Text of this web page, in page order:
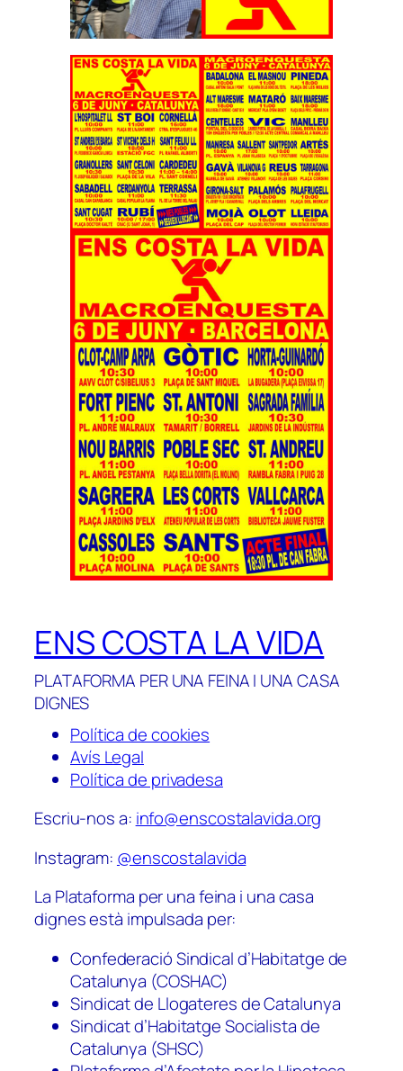
ENS COSTA LA VIDA
PLATAFORMA PER UNA FEINA I UNA CASA
DIGNES
Política de cookies
Avís Legal
Política de privadesa
Escriu-nos a: info@enscostalavida.org
Instagram: @enscostalavida
La Plataforma per una feina i una casa
dignes està impulsada per:
Confederació Sindical d’Habitatge de
Catalunya (COSHAC)
Sindicat de Llogateres de Catalunya
Sindicat d’Habitatge Socialista de
Catalunya (SHSC)